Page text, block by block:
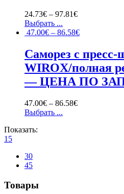
24.73€ – 97.81€
Выбрать ...
47.00€ – 86.58€
Саморез с
WIROX/полная
— ЦЕНА ПО
47.00€ – 86.58€
Выбрать ...
Показать:
15
30
45
Товары